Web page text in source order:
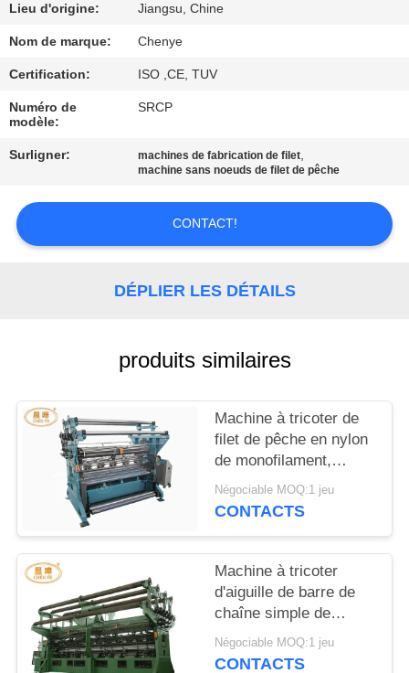
CONTRÔLE
DE
LA
QUALITÉ
NOUS
CONTACTER
DEMANDEZ
DU
SITE
POLITIQUE
CONFIDENTIALITÉ
Lieu d'origine: Jiangsu, Chine
Nom de marque: Chenye
Certification: ISO ,CE, TUV
Numéro de
modèle:
SRCP
Surligner: machines de fabrication de filet,
machine sans noeuds de filet de pêche
CONTACT!
DÉPLIER LES DÉTAILS
produits similaires
Machine à tricoter de
filet de pêche en nylon
de monofilament,
machine à grande
vitesse de filet de
Négociable MOQ:1 jeu
CONTACTS
Machine à tricoter
d'aiguille de barre de
chaîne simple de
Raschel pour la
fabrication sans
Négociable MOQ:1 jeu
CONTACTS